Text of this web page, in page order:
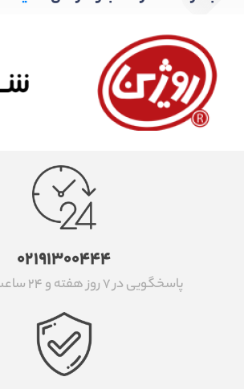
۰۲۱۹۱۳۰۰۴۴۴
پاسخگویی در ۷ روز هفته و ۲۴ ساعت شبانه روز